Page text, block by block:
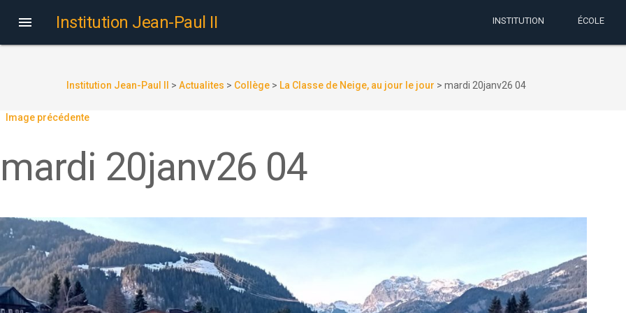
 Institution Jean-Paul II INSTITUTION ÉCOLE
Institution Jean-Paul II > Actualites > Collège > La Classe de Neige, au jour le jour > mardi 20janv26 04
Image précédente
mardi 20janv26 04